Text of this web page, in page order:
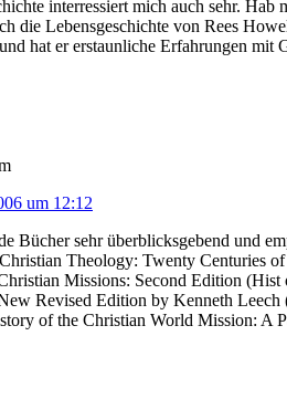
interressiert mich auch sehr.
die Lebensgeschichte von Rees
hat er erstaunliche Erfahrungen
um 12:12
Bücher sehr überblicksgebend und
Theology: Twenty Centuries
Missions: Second Edition
Revised Edition by Kenneth Leech
of the Christian World Mission: A